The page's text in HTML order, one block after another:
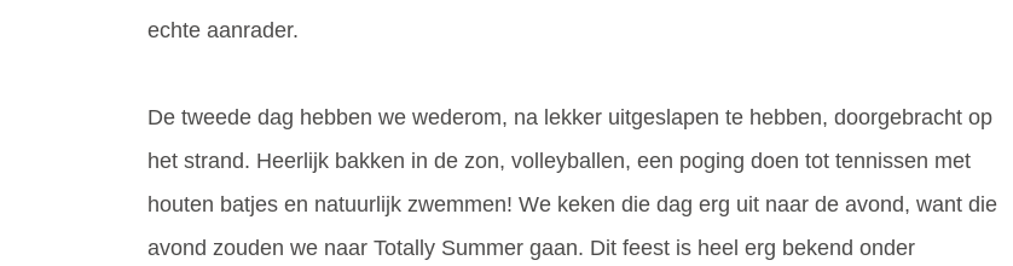
echte aanrader.
De tweede dag hebben we wederom, na lekker uitgeslapen te hebben, doorgebracht op
het strand. Heerlijk bakken in de zon, volleyballen, een poging doen tot tennissen met
houten batjes en natuurlijk zwemmen! We keken die dag erg uit naar de avond, want die
avond zouden we naar Totally Summer gaan. Dit feest is heel erg bekend onder